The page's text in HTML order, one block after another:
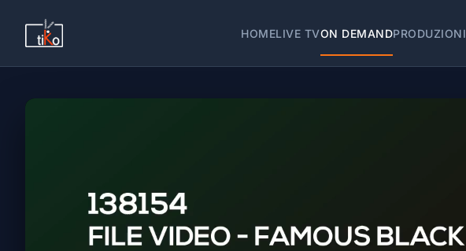
HOMELIVE TVON DEMANDPRODUZIONI